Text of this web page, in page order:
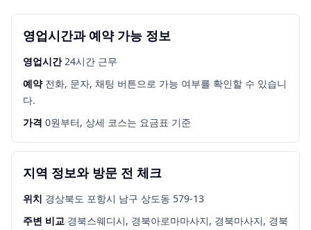
영업시간과 예약 가능 정보
영업시간24시간 근무
예약 전화, 문자, 채팅 버튼으로 가능 여부를 확인할 수 있습니
다.
가격 0원부터, 상세 코스는 요금표 기준
지역 정보와 방문 전 체크
위치 경상북도 포항시 남구 상도동 579-13
주변 비교 경북스웨디시, 경북아로마마사지, 경북마사지, 경북